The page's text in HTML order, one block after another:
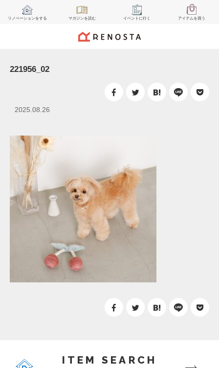
リノベーションをする マガジンを読む イベント に行く アイテムを買う
221956_02
2025.08.26
ITEM SEARCH